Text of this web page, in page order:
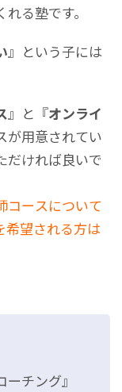
る塾です。
』という子には
』と『オンライ
が用意されてい
だければ良いで
コースについて
希望される方は
チング』